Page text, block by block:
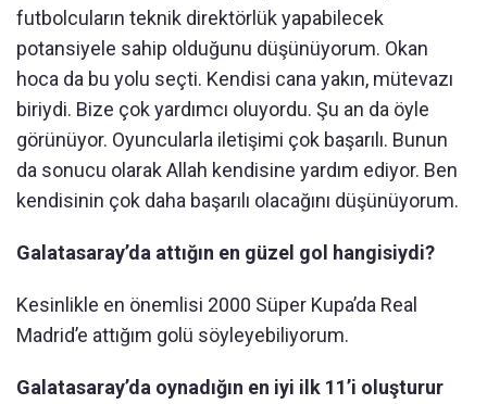
futbolcuların teknik direktörlük yapabilecek
potansiyele sahip olduğunu düşünüyorum. Okan
hoca da bu yolu seçti. Kendisi cana yakın, mütevazı
biriydi. Bize çok yardımcı oluyordu. Şu an da öyle
görünüyor. Oyuncularla iletişimi çok başarılı. Bunun
da sonucu olarak Allah kendisine yardım ediyor. Ben
kendisinin çok daha başarılı olacağını düşünüyorum.
Galatasaray’da attığın en güzel gol hangisiydi?
Kesinlikle en önemlisi 2000 Süper Kupa’da Real
Madrid’e attığım golü söyleyebiliyorum.
Galatasaray’da oynadığın en iyi ilk 11’i oluşturur